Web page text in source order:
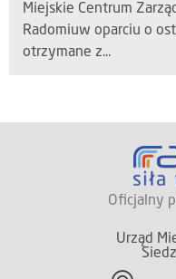
Miejskie Centrum
Radomiuw oparciu o
otrzymane z...
Oficjalny
Urząd